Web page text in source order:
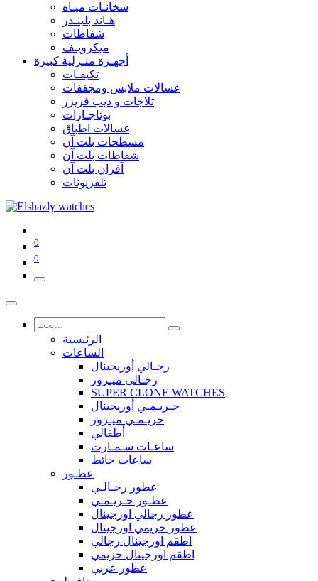
سخانـات ميـاه
هـاند بلينـدر
شفاطات
ميكرويـف
أجهـزة منـزلية كبيرة
تكيفـات
غسالات ملابس ومجففات
ثلاجات و ديب فريزر
بوتاجـازات
غسالات اطباق
مسطحات بلت آن
شفاطات بلت آن
آفران بلت آن
تلفزيونات
0
0
الرئيسية
الساعات
رجـالي أوريجينال
رجـالي ميـرور
SUPER CLONE WATCHES
حـريـمـي أوريجينال
حريـمـي ميـرور
أطفالي
ساعـات سـمـارت
ساعات حائط
عطـور
عطور رجـالـي
عطـور حـريـمـي
عطور رجالي اورجينال
عطور حريمي اورجينال
اطقم اورجينال رجالي
اطقم اورجينال حريمي
عطور عربي